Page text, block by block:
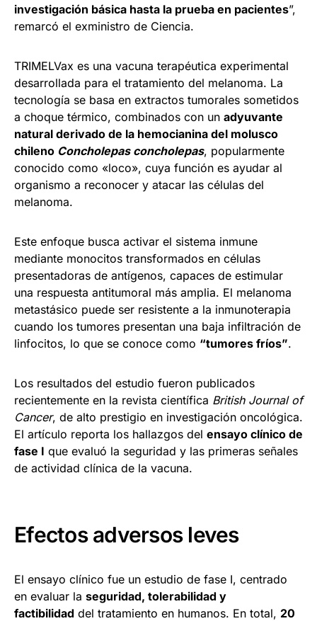
investigación básica hasta la prueba en pacientes”,
remarcó el exministro de Ciencia.
TRIMELVax es una vacuna terapéutica experimental
desarrollada para el tratamiento del melanoma. La
tecnología se basa en extractos tumorales sometidos
a choque térmico, combinados con un adyuvante
natural derivado de la hemocianina del molusco
chileno Concholepas concholepas, popularmente
conocido como «loco», cuya función es ayudar al
organismo a reconocer y atacar las células del
melanoma.
Este enfoque busca activar el sistema inmune
mediante monocitos transformados en células
presentadoras de antígenos, capaces de estimular
una respuesta antitumoral más amplia. El melanoma
metastásico puede ser resistente a la inmunoterapia
cuando los tumores presentan una baja infiltración de
linfocitos, lo que se conoce como “tumores fríos”.
Los resultados del estudio fueron publicados
recientemente en la revista científica British Journal of
Cancer, de alto prestigio en investigación oncológica.
El artículo reporta los hallazgos del ensayo clínico de
fase I que evaluó la seguridad y las primeras señales
de actividad clínica de la vacuna.
Efectos adversos leves
El ensayo clínico fue un estudio de fase I, centrado
en evaluar la seguridad, tolerabilidad y
factibilidad del tratamiento en humanos. En total, 20